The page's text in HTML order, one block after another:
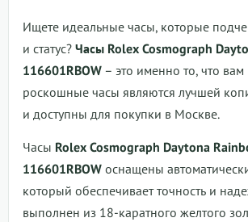
Ищете идеальные часы, которые
и статус? Часы Rolex Cosmograph
116601RBOW – это именно то, что
роскошные часы являются лучшей
и доступны для покупки в Москве.
Часы Rolex Cosmograph Daytona
116601RBOW оснащены
который обеспечивает точность и
выполнен из 18-каратного желтого